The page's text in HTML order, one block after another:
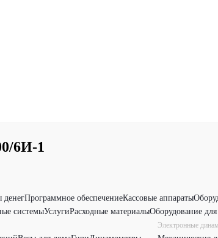
6И-1
денегПрограммное обеспечениеКассовые аппараты
системыУслугиРасходные материалыОборудование для
Электронные